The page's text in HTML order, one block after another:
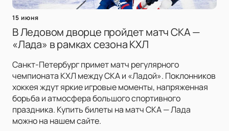
15 июня
В Ледовом дворце пройдет матч СКА —
«Лада» в рамках сезона КХЛ
Санкт-Петербург примет матч регулярного
чемпионата КХЛ между СКА и «Ладой». Поклонников
хоккея ждут яркие игровые моменты, напряженная
борьба и атмосфера большого спортивного
праздника. Купить билеты на матч СКА — Лада
можно на нашем сайте.